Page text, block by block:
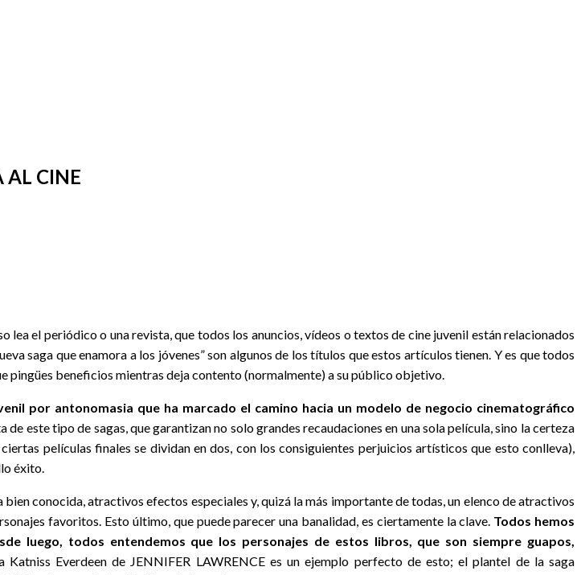
AL CINE
el periódico o una revista, que todos los anuncios, vídeos o textos de cine juvenil están relacionados
saga que enamora a los jóvenes” son algunos de los títulos que estos artículos tienen. Y es que todos
pingües beneficios mientras deja contento (normalmente) a su público objetivo.
por antonomasia que ha marcado el camino hacia un modelo de negocio cinematográfico
de este tipo de sagas, que garantizan no solo grandes recaudaciones en una sola película, sino la certeza
películas finales se dividan en dos, con los consiguientes perjuicios artísticos que esto conlleva),
éxito.
conocida, atractivos efectos especiales y, quizá la más importante de todas, un elenco de atractivos
favoritos. Esto último, que puede parecer una banalidad, es ciertamente la clave. Todos hemos
luego, todos entendemos que los personajes de estos libros, que son siempre guapos,
Katniss Everdeen de JENNIFER LAWRENCE es un ejemplo perfecto de esto; el plantel de la saga